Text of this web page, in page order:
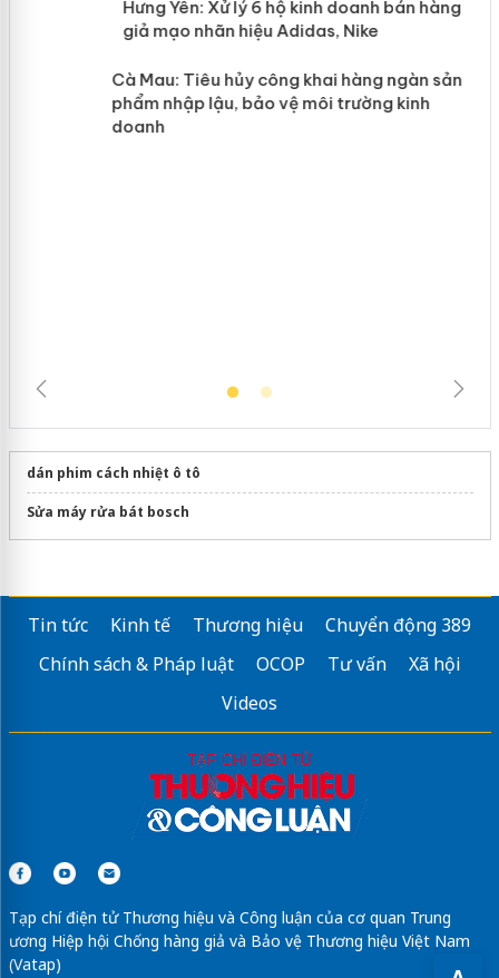
Hưng Yên: Xử lý 6 hộ kinh doanh bán
hàng giả mạo nhãn hiệu Adidas, Nike
dán phim cách nhiệt ô tô
Sửa máy rửa bát bosch
Tin tức Kinh tế Thương hiệu
Chuyển động 389
Chính sách & Pháp luật
OCOP Tư vấn
Xã hội
Videos
Tạp chí điện tử Thương hiệu và Công luận của cơ quan Trung
ương Hiệp hội Chống hàng giả và Bảo vệ Thương hiệu Việt Nam
(Vatap)